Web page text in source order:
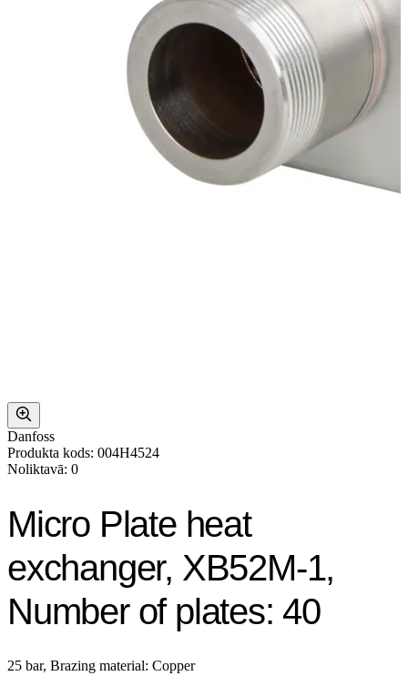
Danfoss
Produkta kods: 004H4524
Noliktavā: 0
Micro Plate heat
exchanger, XB52M-1,
Number of plates: 40
25 bar, Brazing material: Copper